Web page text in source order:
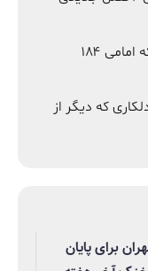
بازار طلا دوباره صعودی شد | سکه امامی ۱۸۴
اقدسی تا هالیوود / ۲۰ بدلکاری که دیگر از
برای پایان